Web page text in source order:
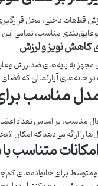
قطعات داخلی، محل
و عایق‌بندی مناسب، تمامی
کاهش نویز و لرزش
به پایه‌های ضدلرزش و
در خانه‌های آپارتمانی که
مناسب
مناسب، بر اساس تعداد
را ارائه می‌دهد که امکان
متناسب
برای خانواده‌های